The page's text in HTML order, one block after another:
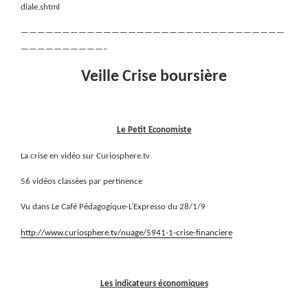
diale.shtml
————————————————————————————————
——————————–
Veille Crise boursière
Le Petit Economiste
La crise en vidéo sur Curiosphere.tv
56 vidéos classées par pertinence
Vu dans Le Café Pédagogique-L’Expresso du 28/1/9
http://www.curiosphere.tv/nuage/5941-1-crise-financiere
Les indicateurs économiques